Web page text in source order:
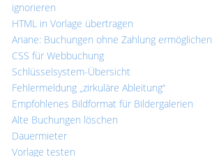
ignorieren
HTML in Vorlage übertragen
Ariane: Buchungen ohne Zahlung ermöglichen
CSS für Webbuchung
Schlüsselsystem-Übersicht
Fehlermeldung „zirkuläre Ableitung“
Empfohlenes Bildformat für Bildergalerien
Alte Buchungen löschen
Dauermieter
Vorlage testen